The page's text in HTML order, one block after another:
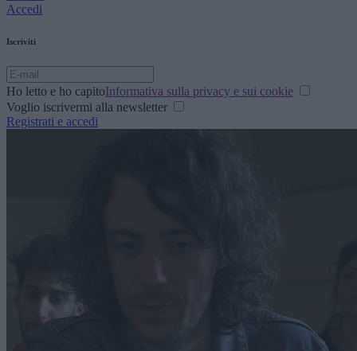
Accedi
Iscriviti
Ho letto e ho capitoInformativa sulla privacy e sui cookie
Voglio iscrivermi alla newsletter
Registrati e accedi